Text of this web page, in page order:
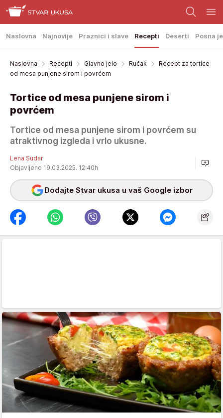
Naslovna Najnovije Praznici i slave Recepti Deserti Posna
Naslovna Recepti Glavno jelo Ručak
Recept za tortice
od mesa punjene sirom i povrćem
Tortice od mesa punjene sirom i
povrćem
Tortice od mesa punjene sirom i povrćem su
atraktivnog izgleda i vrlo ukusne.
Lena Sudar
Objavljeno 19.03.2025. 12:40h
Dodajte Stvar ukusa u vaš Google izbor